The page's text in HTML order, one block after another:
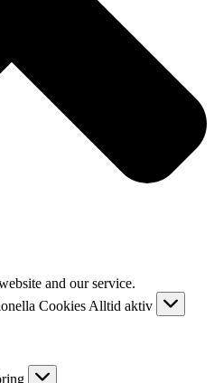
and our service.
Cookies Alltid aktiv